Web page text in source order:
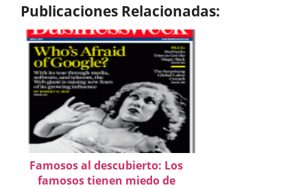
Publicaciones Relacionadas:
Famosos al descubierto: Los
famosos tienen miedo de